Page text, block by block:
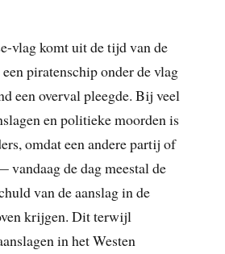
vlag komt uit de tijd van de
piratenschip onder de vlag
een overval pleegde. Bij veel
en politieke moorden is
omdat een andere partij of
de dag meestal de
van de aanslag in de
krijgen. Dit terwijl
in het Westen